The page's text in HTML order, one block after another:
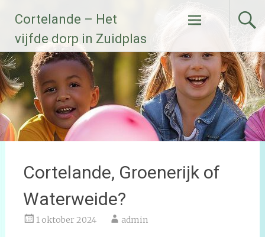
naar
inhoud
Cortelande – Het
vijfde dorp in Zuidplas
Cortelande, Groenerijk of
Waterweide?
1 oktober 2024 admin